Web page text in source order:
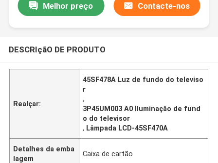
Melhor preço Contacte-nos
DESCRIçãO DE PRODUTO
Realçar:
45SF478A Luz de fundo do televiso
r
,
3P45UM003 A0 Iluminação de fund
o do televisor
, Lâmpada LCD-45SF470A
Detalhes da emba
lagem
Caixa de cartão